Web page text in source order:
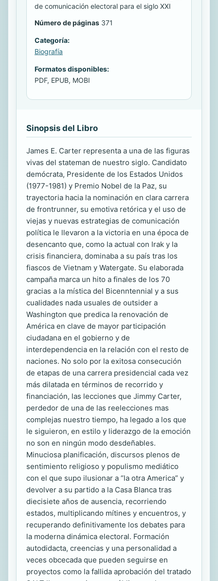
de comunicación electoral para el siglo XXI
Número de páginas 371
Categoría:
Biografía
Formatos disponibles:
PDF, EPUB, MOBI
Sinopsis del Libro
James E. Carter representa a una de las figuras
vivas del stateman de nuestro siglo. Candidato
demócrata, Presidente de los Estados Unidos
(1977-1981) y Premio Nobel de la Paz, su
trayectoria hacia la nominación en clara carrera
de frontrunner, su emotiva retórica y el uso de
viejas y nuevas estrategias de comunicación
política le llevaron a la victoria en una época de
desencanto que, como la actual con Irak y la
crisis financiera, dominaba a su país tras los
fiascos de Vietnam y Watergate. Su elaborada
campaña marca un hito a finales de los 70
gracias a la mística del Bicenntennial y a sus
cualidades nada usuales de outsider a
Washington que predica la renovación de
América en clave de mayor participación
ciudadana en el gobierno y de
interdependencia en la relación con el resto de
naciones. No solo por la exitosa consecución
de etapas de una carrera presidencial cada vez
más dilatada en términos de recorrido y
financiación, las lecciones que Jimmy Carter,
perdedor de una de las reelecciones mas
complejas nuestro tiempo, ha legado a los que
le siguieron, en estilo y liderazgo de la emoción
no son en ningún modo desdeñables.
Minuciosa planificación, discursos plenos de
sentimiento religioso y populismo mediático
con el que supo ilusionar a “la otra America” y
devolver a su partido a la Casa Blanca tras
diecisiete años de ausencia, recorriendo
estados, multiplicando mítines y encuentros, y
recuperando definitivamente los debates para
la moderna dinámica electoral. Formación
autodidacta, creencias y una personalidad a
veces obcecada que pueden seguirse en
proyectos como la fallida aprobación del tratado